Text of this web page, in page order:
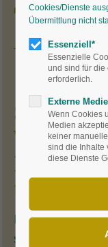
Im Moment ist
sommerliches
Cookies/Dienste
Übermittlung nicht
Essenziell*
Essenzielle
und sind für die
erforderlich.
Externe
Wenn Cookies
Medien
keiner
sind die Inhalte
diese Dienste